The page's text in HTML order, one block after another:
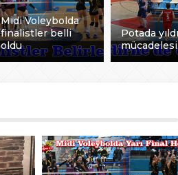
Midi Voleybolda
finalistler belli
oldu
Potada
mücadelesi